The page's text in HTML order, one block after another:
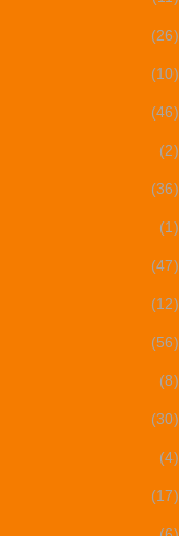
(26)
(10)
(46)
(2)
(36)
(1)
(47)
(12)
(56)
(8)
(30)
(4)
(17)